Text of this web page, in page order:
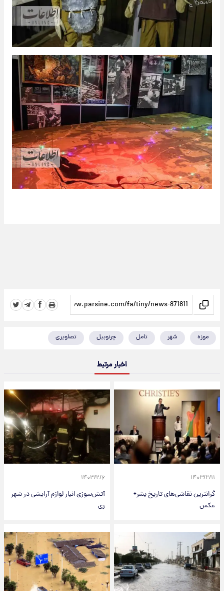
موزه شهر تامل چرنوبیل تصاویری
اخبار مرتبط
۱۴۰۳/۲/۱۱
گرانترین نقاشی‌های تاریخ بشر+
عکس
۱۴۰۳/۲/۶
آتش‌سوزی انبار لوازم آرایشی در شهر
ری